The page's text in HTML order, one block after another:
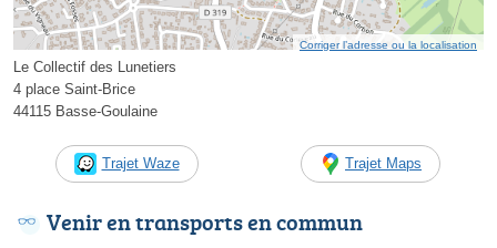
Corriger l’adresse ou la localisation
Le Collectif des Lunetiers
4 place Saint-Brice
44115 Basse-Goulaine
Trajet Waze Trajet Maps
Venir en transports en commun